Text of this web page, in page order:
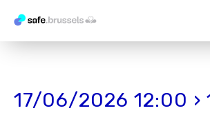
17/06/2026 12:00 ›